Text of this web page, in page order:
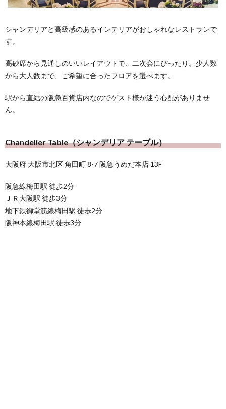
シャンデリアと高級感のあるインテリアがおしゃれなレストランで
す。
高砂席から見通しのいいレイアウトで、二次会にぴったり。少人数
から大人数まで、ご希望に合ったフロアを選べます。
駅から直結の阪急百貨店内なのでゲスト様が迷う心配がありませ
ん。
Chandelier Table（シャンデリア テーブル）
大阪府 大阪市北区 角田町 8-7 阪急うめだ本店 13F
阪急線梅田駅 徒歩2分
ＪＲ大阪駅 徒歩3分
地下鉄御堂筋線梅田駅 徒歩2分
阪神本線梅田駅 徒歩3分